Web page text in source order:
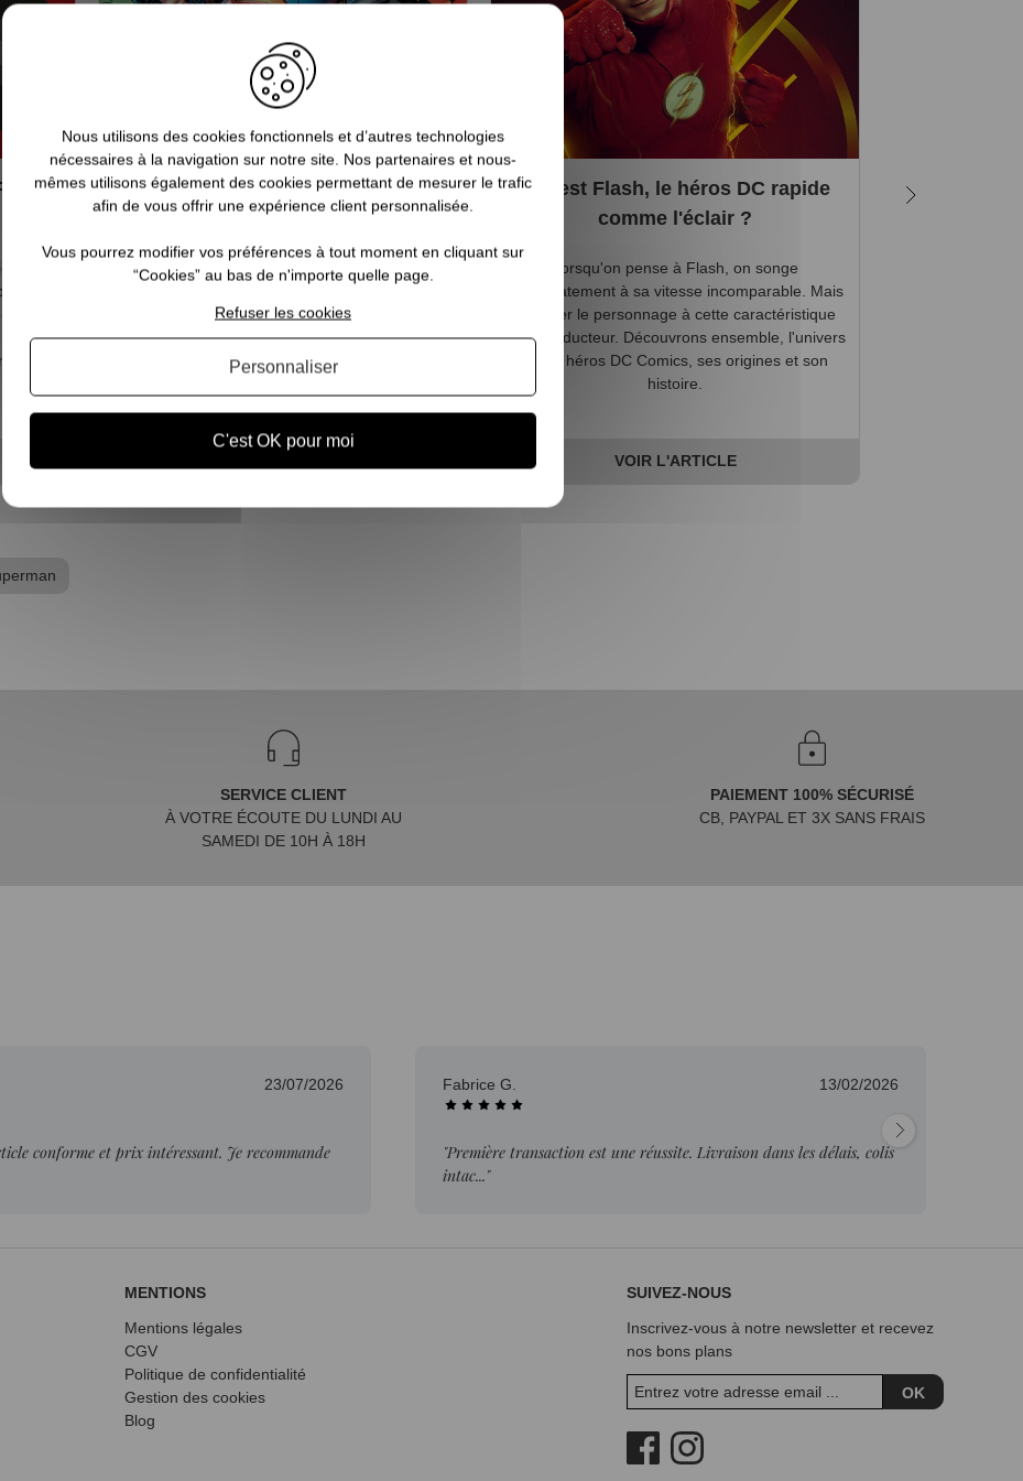
à
héros
hobby
Alors
Qui sont les super-héros de
l'univers DC Comics ?
Nul ne peut le nier : les super-héros vivent un
à un public de geeks jusqu’aux années 2000, le
genre a connu un envol fulgurant grâce à
Hollywood. Mais une question revient souvent : «
Qui est Flash, le héros DC rapide
comme l'éclair ?
Lorsqu'on pense à Flash, on songe
immédiatement à sa vitesse incomparable. Mais
résumer le personnage à cette caractéristique
serait réducteur. Découvrons ensemble, l'univers
de ce héros DC Comics, ses origines et son
histoire.
VOIR L'ARTICLE
Top 10 des
SERVICE CLIENT
À VOTRE ÉCOUTE DU LUNDI AU
SAMEDI DE 10H À 18H
PAIEMENT 100% SÉCURISÉ
CB, PAYPAL ET 3X SANS FRAIS
23/07/2026
conforme et prix intéressant. Je recommande
Fabrice G. 13/02/2026
"Première transaction est une réussite. Livraison dans les délais, colis
intac..."
MENTIONS
Mentions légales
CGV
Politique de confidentialité
Gestion des cookies
Blog
SUIVEZ-NOUS
Inscrivez-vous à notre newsletter et recevez
nos bons plans
OK
Nous utilisons des cookies fonctionnels et d’autres technologies
nécessaires à la navigation sur notre site. Nos partenaires et nous-
mêmes utilisons également des cookies permettant de mesurer le trafic
afin de vous offrir une expérience client personnalisée.
Vous pourrez modifier vos préférences à tout moment en cliquant sur
“Cookies” au bas de n'importe quelle page.
C'est OK pour moi
Refuser les cookies
Personnaliser